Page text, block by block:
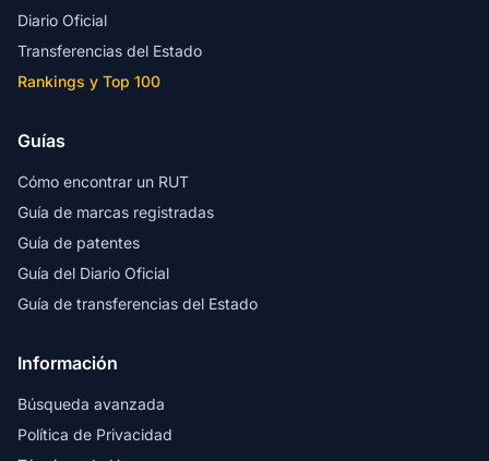
Diario Oficial
Transferencias del Estado
Rankings y Top 100
Guías
Cómo encontrar un RUT
Guía de marcas registradas
Guía de patentes
Guía del Diario Oficial
Guía de transferencias del Estado
Información
Búsqueda avanzada
Política de Privacidad